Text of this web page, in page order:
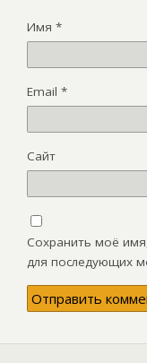
Имя *
Email *
Сайт
Сохранить моё
для последующих